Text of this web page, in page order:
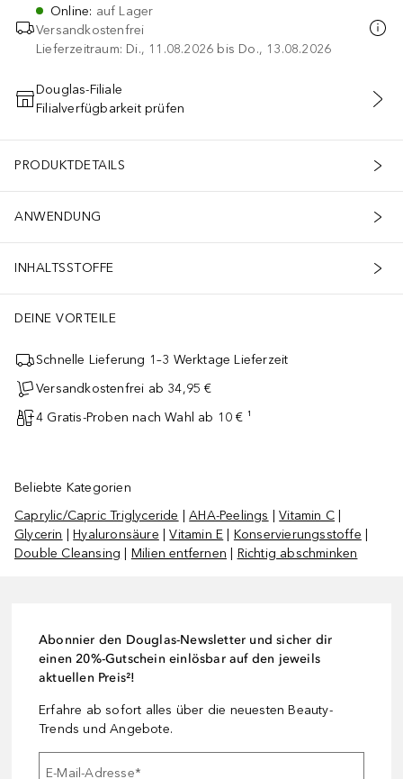
Online: auf Lager
Versandkostenfrei
Lieferzeitraum: Di., 11.08.2026 bis Do., 13.08.2026
IN DEN WARENKORB
Douglas-Filiale
Filialverfügbarkeit prüfen
PRODUKTDETAILS
ANWENDUNG
INHALTSSTOFFE
DEINE VORTEILE
Schnelle Lieferung 1–3 Werktage Lieferzeit
Versandkostenfrei ab 34,95 €
4 Gratis-Proben nach Wahl ab 10 € ¹
Beliebte Kategorien
Caprylic/Capric Triglyceride |AHA-Peelings |Vitamin C
Glycerin |Hyaluronsäure |Vitamin E Konservierungsstoffe
Double Cleansing
Milien entfernen Richtig abschminken
Abonnier den Douglas-Newsletter und sicher dir
einen 20%-Gutschein einlösbar auf den jeweils
aktuellen Preis²!
Erfahre ab sofort alles über die neuesten Beauty-
Trends und Angebote.
E-Mail-Adresse*